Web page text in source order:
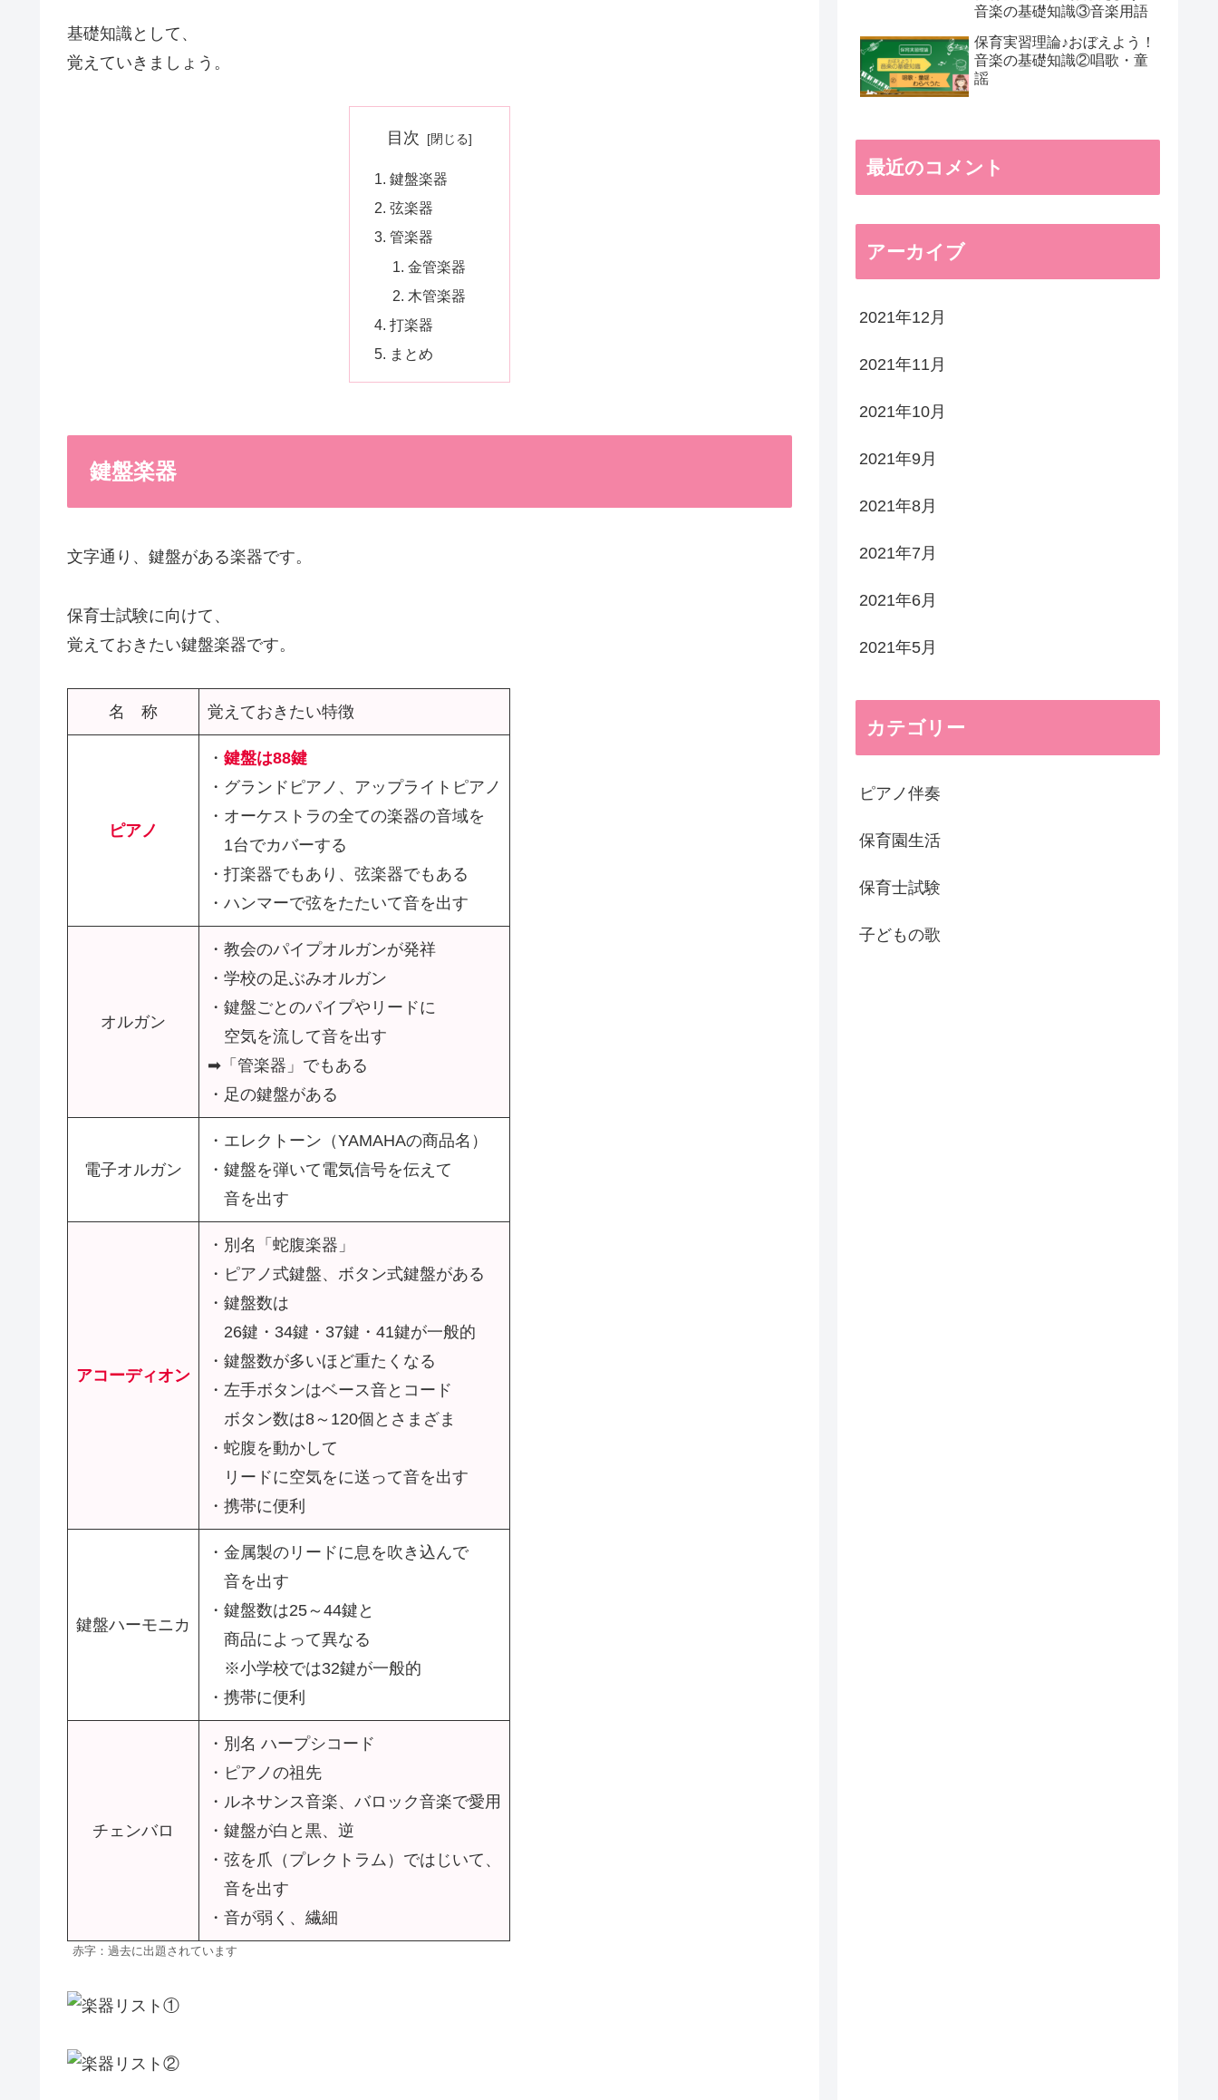
基礎知識として、
覚えていきましょう。
目次
鍵盤楽器
弦楽器
管楽器
金管楽器
木管楽器
打楽器
まとめ
鍵盤楽器
文字通り、鍵盤がある楽器です。
保育士試験に向けて、
覚えておきたい鍵盤楽器です。
名 称 覚えておきたい特徴
ピアノ
・ 鍵盤は88鍵
・グランドピアノ、アップライトピアノ
・オーケストラの全ての楽器の音域を
1台でカバーする
・打楽器でもあり、弦楽器でもある
・ハンマーで弦をたたいて音を出す
オルガン
・教会のパイプオルガンが発祥
・学校の足ぶみオルガン
・鍵盤ごとのパイプやリードに
空気を流して音を出す
➡「管楽器」でもある
・足の鍵盤がある
電子オルガン
・エレクトーン（YAMAHAの商品名）
・鍵盤を弾いて電気信号を伝えて
音を出す
アコーディオン
・別名「蛇腹楽器」
・ピアノ式鍵盤、ボタン式鍵盤がある
・鍵盤数は
26鍵・34鍵・37鍵・41鍵が一般的
・鍵盤数が多いほど重たくなる
・左手ボタンはベース音とコード
ボタン数は8～120個とさまざま
・蛇腹を動かして
リードに空気をに送って音を出す
・携帯に便利
鍵盤ハーモニカ
・金属製のリードに息を吹き込んで
音を出す
・鍵盤数は25～44鍵と
商品によって異なる
※小学校では32鍵が一般的
・携帯に便利
チェンバロ
・別名 ハープシコード
・ピアノの祖先
・ルネサンス音楽、バロック音楽で愛用
・鍵盤が白と黒、逆
・弦を爪（プレクトラム）ではじいて、
音を出す
・音が弱く、繊細
赤字：過去に出題されています
音楽の基礎知識③音楽用語
保育実習理論♪おぼえよう！
音楽の基礎知識②唱歌・童
謡
最近のコメント
アーカイブ
2021年12月
2021年11月
2021年10月
2021年9月
2021年8月
2021年7月
2021年6月
2021年5月
カテゴリー
ピアノ伴奏
保育園生活
保育士試験
子どもの歌